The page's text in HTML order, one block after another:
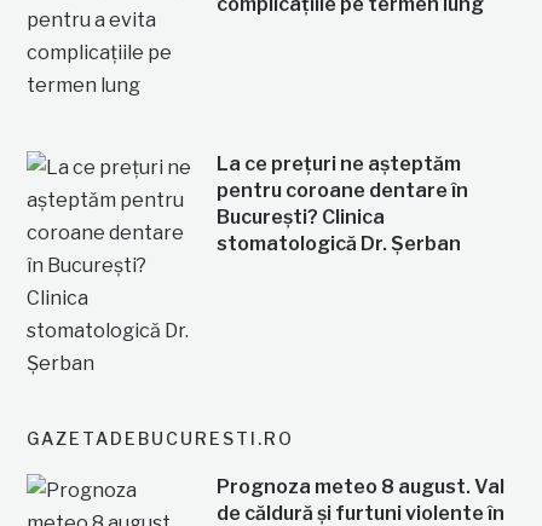
La ce prețuri ne așteptăm
pentru coroane dentare în
București? Clinica
stomatologică Dr. Șerban
GAZETADEBUCURESTI.RO
Prognoza meteo 8 august. Val
de căldură și furtuni violente în